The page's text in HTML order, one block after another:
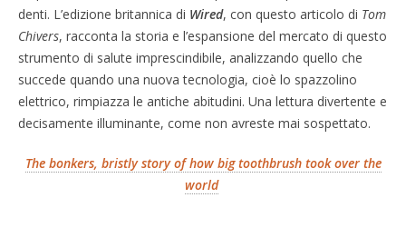
denti. L’edizione britannica di Wired, con questo articolo di Tom
Chivers, racconta la storia e l’espansione del mercato di questo
strumento di salute imprescindibile, analizzando quello che
succede quando una nuova tecnologia, cioè lo spazzolino
elettrico, rimpiazza le antiche abitudini. Una lettura divertente e
decisamente illuminante, come non avreste mai sospettato.
The bonkers, bristly story of how big toothbrush took over the
world